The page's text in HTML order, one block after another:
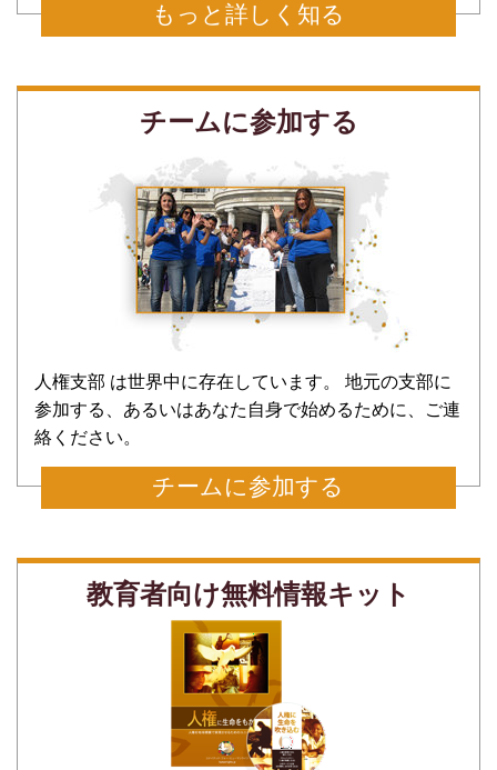
もっと詳しく知る
チームに参加する
人権支部 は世界中に存在しています。 地元の支部に
参加する、あるいはあなた自身で始めるために、ご連
絡ください。
チームに参加する
教育者向け無料情報キット